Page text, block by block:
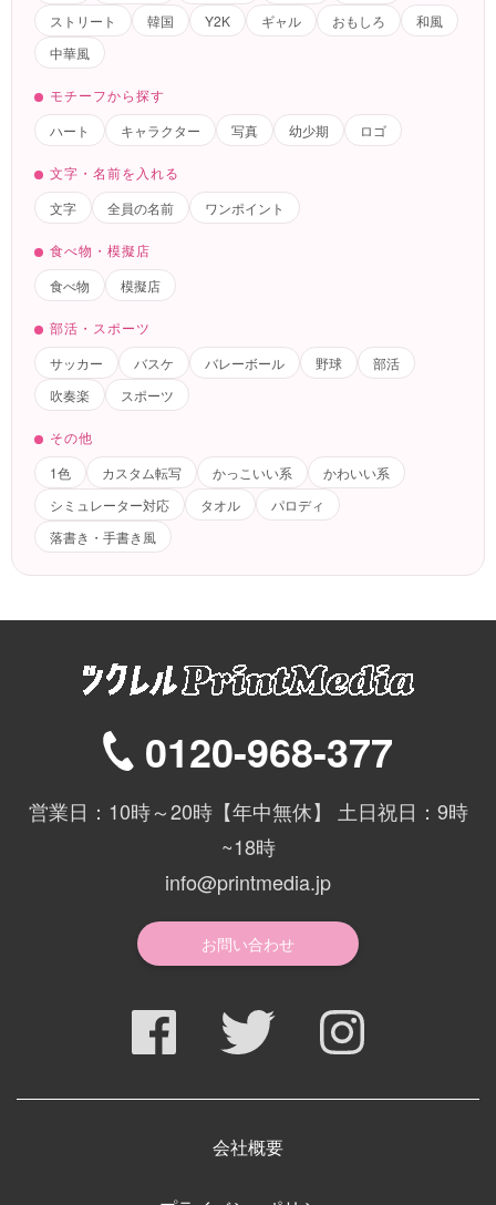
ストリート
韓国 Y2K ギャル おもしろ
和風
中華風
モチーフから探す
ハート
キャラクター 写真 幼少期 ロゴ
文字・名前を入れる
文字
全員の名前 ワンポイント
食べ物・模擬店
食べ物
模擬店
部活・スポーツ
サッカー
バスケ バレーボール 野球
部活
吹奏楽
スポーツ
その他
1色
カスタム転写 かっこいい系
かわいい系
シミュレーター対応
タオル
パロディ
落書き・手書き風
0120-968-377
営業日：10時～20時【年中無休】 土日祝日：9時
~18時
info@printmedia.jp
お問い合わせ
会社概要